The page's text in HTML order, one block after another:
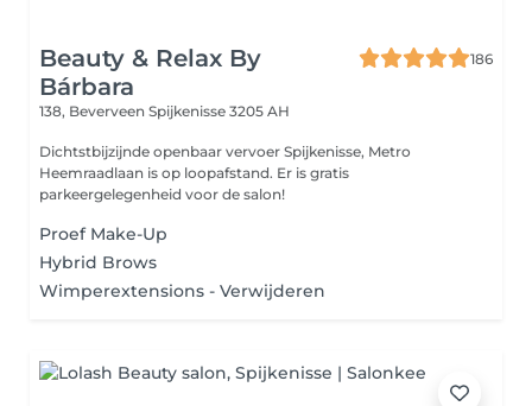
Beauty & Relax By
Bárbara
186
138, Beverveen Spijkenisse 3205 AH
Dichtstbijzijnde openbaar vervoer Spijkenisse, Metro
Heemraadlaan is op loopafstand. Er is gratis
parkeergelegenheid voor de salon!
Proef Make-Up
Hybrid Brows
Wimperextensions - Verwijderen